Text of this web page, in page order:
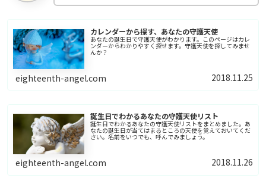
カレンダーから探す、あなたの守護天使
あなたの誕生日で守護天使がわかります。このページはカレ
ンダーからわかりやすく探せます。守護天使を探してみませ
んか？
eighteenth-angel.com 2018.11.25
誕生日でわかるあなたの守護天使リスト
誕生日でわかるあなたの守護天使リストをまとめました。あ
なたの誕生日が当てはまるところの天使を覚えておいてくだ
さい。名前をいつでも、呼んでみましょう。
eighteenth-angel.com 2018.11.26